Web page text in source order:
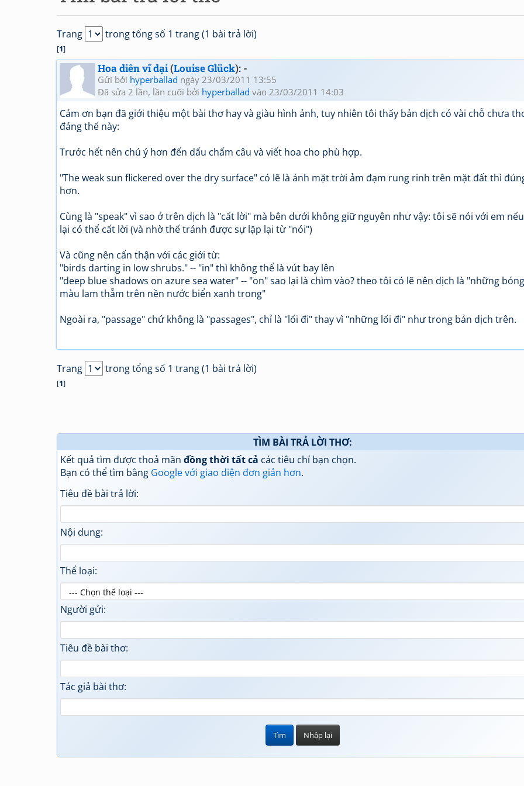
Trang trong tổng số 1 trang (1 bài trả lời)
[1]
Hoa diên vĩ dại(Louise Glück): -
Gửi bởi hyperballad ngày 23/03/2011 13:55
Đã sửa 2 lần, lần cuối bởi hyperballad vào 23/03/2011 14:03
Cám ơn bạn đã giới thiệu một bài thơ hay và giàu hình ảnh, tuy nhiên tôi thấy bản dịch có vài chỗ chưa
đáng thế này:
Trước hết nên chú ý hơn đến dấu chấm câu và viết hoa cho phù hợp.
"The weak sun flickered over the dry surface" có lẽ là ánh mặt trời ảm đạm rung rinh trên mặt đất thì
hơn.
Cùng là "speak" vì sao ở trên dịch là "cất lời" mà bên dưới không giữ nguyên như vậy: tôi sẽ nói với em
lại có thể cất lời (và nhờ thế tránh được sự lặp lại từ "nói")
Và cũng nên cẩn thận với các giới từ:
"birds darting in low shrubs." -- "in" thì không thể là vút bay lên
"deep blue shadows on azure sea water" -- "on" sao lại là chìm vào? theo tôi có lẽ nên dịch là "những
màu lam thẫm trên nền nước biển xanh trong"
Ngoài ra, "passage" chứ không là "passages", chỉ là "lối đi" thay vì "những lối đi" như trong bản dịch trên.
Trang trong tổng số 1 trang (1 bài trả lời)
[1]
TÌM BÀI TRẢ LỜI THƠ:
Kết quả tìm được thoả mãn đồng thời tất cả các tiêu chí bạn chọn.
Bạn có thể tìm bằng Google với giao diện đơn giản hơn.
Tiêu đề bài trả lời:
Nội dung:
Thể loại:
Người gửi:
Tiêu đề bài thơ:
Tác giả bài thơ: